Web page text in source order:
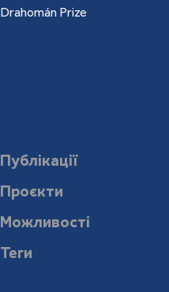
Drahomán Prize
Публікації
Проєкти
Можливості
Теги